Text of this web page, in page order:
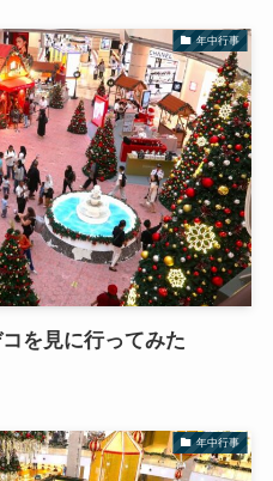
年中行事
を見に行ってみた
年中行事